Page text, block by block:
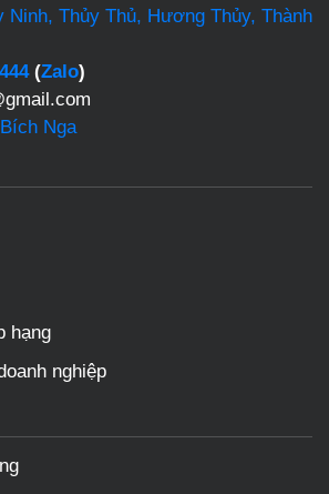
Ninh, Thủy Thủ, Hương Thủy, Thành
(Zalo)
Bích Nga
hạng
nghiệp